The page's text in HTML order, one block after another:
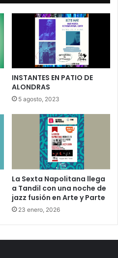
INSTANTES EN PATIO DE
ALONDRAS
5 agosto, 2023
La Sexta Napolitana llega
a Tandil con una noche de
jazz fusión en Arte y Parte
23 enero, 2026